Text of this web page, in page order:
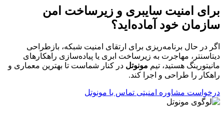
برای امنیت سایبری و زیرساخت امن
سازمان خود آماده‌اید؟
اگر در حال برنامه‌ریزی برای ارتقای امنیت شبکه، بازطراحی
دیتاسنتر، مهاجرت به زیرساخت ابری یا پیاده‌سازی راهکارهای
مانیتورینگ هستید، تیم مونوتل در کنار شماست تا بهترین معماری و
راهکار را طراحی و اجرا کند.
درخواست مشاوره امنیتی تماس با مونوتل